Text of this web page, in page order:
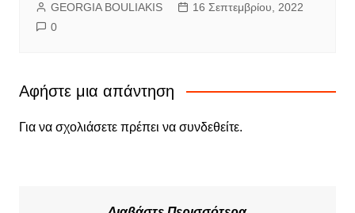
GEORGIA BOULIAKIS
16 Σεπτεμβρίου, 2022
0
Αφήστε μια απάντηση
Για να σχολιάσετε πρέπει να συνδεθείτε.